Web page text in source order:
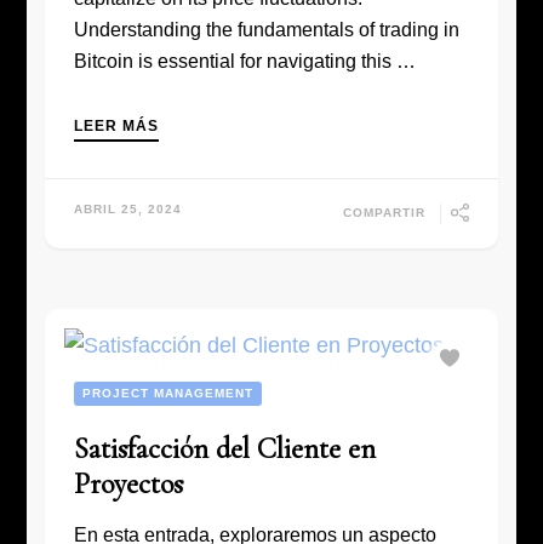
Understanding the fundamentals of trading in
Bitcoin is essential for navigating this …
LEER MÁS
ABRIL 25, 2024 COMPARTIR
PROJECT MANAGEMENT
Satisfacción del Cliente en
Proyectos
En esta entrada, exploraremos un aspecto